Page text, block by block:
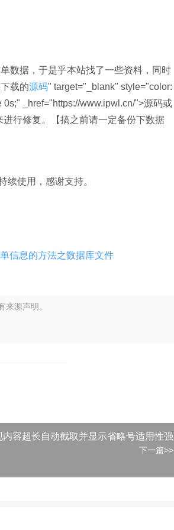
数据，于是乎本站找了一些资料，同时
载的源码" target="_blank" style="color:
_href="https://www.ipwl.cn/">源码或
行修复。【搞之前请一定备份下数据
续使用，感谢支持。
信息的方法之数据库文件
源声明。
内容超长自动截取并显示省略号适用性强
下一篇>>